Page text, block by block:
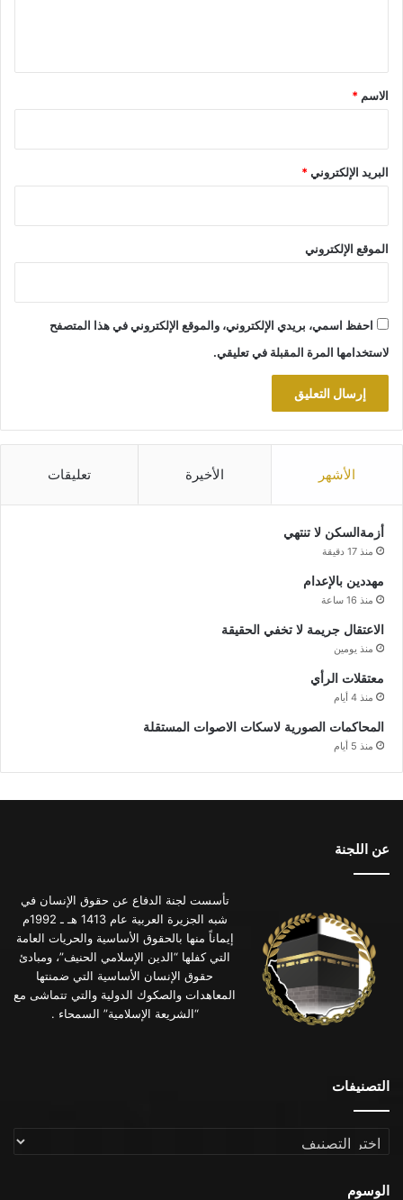
*
الاسم *
البريد الإلكتروني*
الموقع الإلكتروني
احفظ اسمي، بريدي الإلكتروني، والموقع الإلكتروني في هذا المتصفح
لاستخدامها المرة المقبلة في تعليقي.
الأشهر الأخيرة تعليقات
أزمةالسكن لا تنتهي
منذ 17 دقيقة
مهددين بالإعدام
منذ 16 ساعة
الاعتقال جريمة لا تخفي الحقيقة
منذ يومين
معتقلات الرأي
منذ 4 أيام
المحاكمات الصورية لاسكات الاصوات المستقلة
منذ 5 أيام
عن اللجنة
تأسست لجنة الدفاع عن حقوق الإنسان في
شبه الجزيرة العربية عام 1413 هـ ـ 1992م
إيماناً منها بالحقوق الأساسية والحريات العامة
التي كفلها “الدين الإسلامي الحنيف”، ومبادئ
حقوق الإنسان الأساسية التي ضمنتها
المعاهدات والصكوك الدولية والتي تتماشى مع
“الشريعة الإسلامية” السمحاء .
التصنيفات
التصنيفات
الوسوم